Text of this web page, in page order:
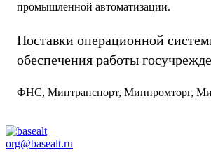
промышленной автоматизации.
Поставки операционной
обеспечения работы
ФНС, Минтранспорт, Минпромторг,
org@basealt.ru